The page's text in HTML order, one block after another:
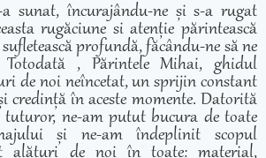
sunat, încurajându-ne și s-a rugat
rugăciune si atenție părintească
profundă, făcându-ne să ne
, Părintele Mihai, ghidul
de noi neîncetat, un sprijin constant
credință în aceste momente. Datorită
ne-am putut bucura de toate
și ne-am îndeplinit scopul
alături de noi în toate: material,